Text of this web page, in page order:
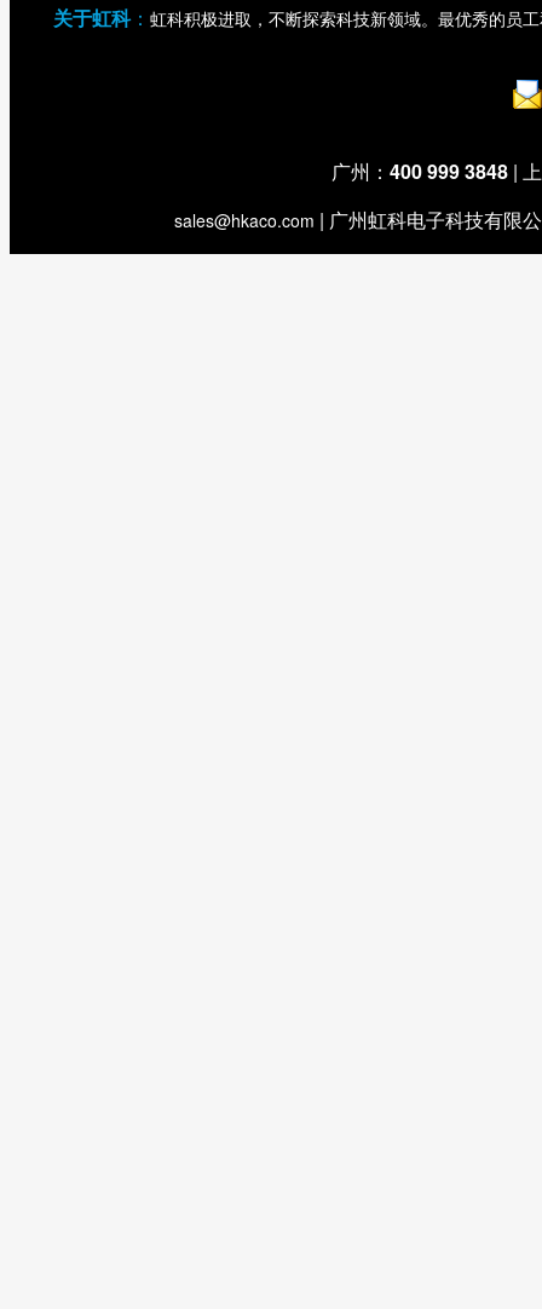
关于虹科： 虹科积极进取，不断探索科技新领域。最优秀的员
广州： 400 999 3848 |
sales@hkaco.com | 广州虹科电子科技有限